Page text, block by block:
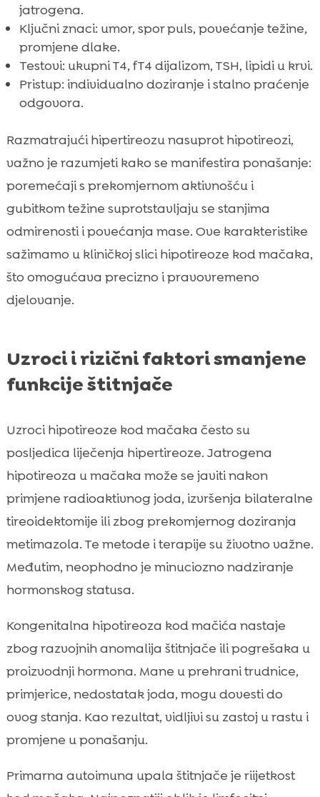
jatrogena.
Ključni znaci: umor, spor puls, povećanje težine,
promjene dlake.
Testovi: ukupni T4, fT4 dijalizom, TSH, lipidi u krvi.
Pristup: individualno doziranje i stalno praćenje
odgovora.
Razmatrajući hipertireozu nasuprot hipotireozi,
važno je razumjeti kako se manifestira ponašanje:
poremećaji s prekomjernom aktivnošću i
gubitkom težine suprotstavljaju se stanjima
odmirenosti i povećanja mase. Ove karakteristike
sažimamo u kliničkoj slici hipotireoze kod mačaka,
što omogućava precizno i pravovremeno
djelovanje.
Uzroci i rizični faktori smanjene
funkcije štitnjače
Uzroci hipotireoze kod mačaka često su
posljedica liječenja hipertireoze. Jatrogena
hipotireoza u mačaka može se javiti nakon
primjene radioaktivnog joda, izvršenja bilateralne
tireoidektomije ili zbog prekomjernog doziranja
metimazola. Te metode i terapije su životno važne.
Međutim, neophodno je minuciozno nadziranje
hormonskog statusa.
Kongenitalna hipotireoza kod mačića nastaje
zbog razvojnih anomalija štitnjače ili pogrešaka u
proizvodnji hormona. Mane u prehrani trudnice,
primjerice, nedostatak joda, mogu dovesti do
ovog stanja. Kao rezultat, vidljivi su zastoj u rastu i
promjene u ponašanju.
Primarna autoimuna upala štitnjače je riijetkost